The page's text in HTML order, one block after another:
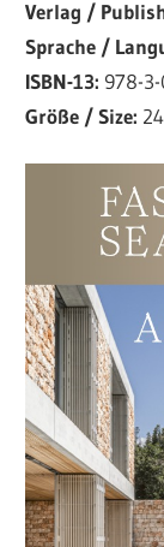
Verlag /
Sprache /
ISBN-13: 978-
Größe / Size: